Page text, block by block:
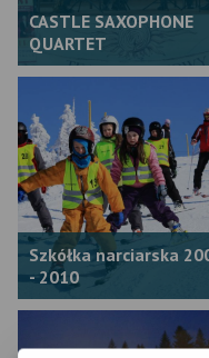
CASTLE SAXOPHONE
QUARTET
Szkółka narciarska
- 2010